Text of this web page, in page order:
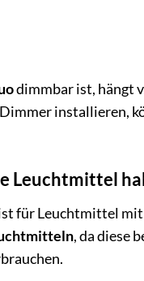
dimmbar ist, hängt
installieren,
Leuchtmittel
für Leuchtmittel mit
, da diese